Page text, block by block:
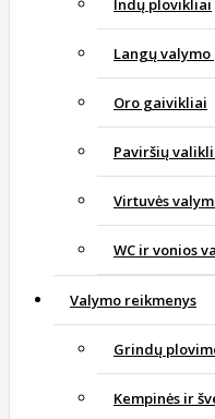
Indų plovikliai
Langų
Oro gaivikliai
Paviršių
Virtuvės
WC ir vonios
Valymo reikmenys
Grindų
Kempinės ir